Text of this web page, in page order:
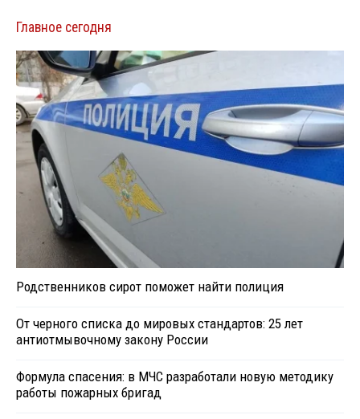
Главное сегодня
Родственников сирот поможет найти полиция
От черного списка до мировых стандартов: 25 лет
антиотмывочному закону России
Формула спасения: в МЧС разработали новую методику
работы пожарных бригад